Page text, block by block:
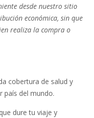
desde nuestro sitio
económica, sin que
realiza la compra o
cobertura de salud y
país del mundo.
dure tu viaje y